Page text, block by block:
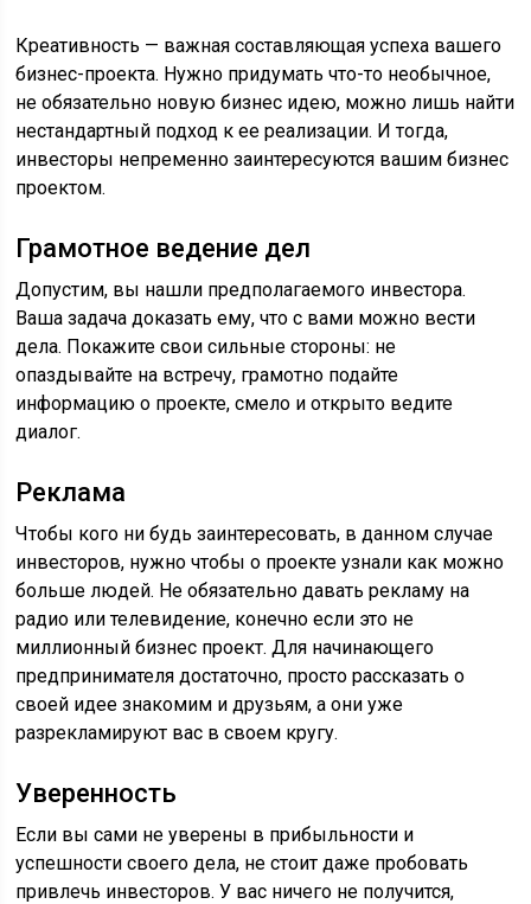
Креативность — важная составляющая успеха вашего
бизнес-проекта. Нужно придумать что-то необычное,
не обязательно новую бизнес идею, можно лишь найти
нестандартный подход к ее реализации. И тогда,
инвесторы непременно заинтересуются вашим бизнес
проектом.
Грамотное ведение дел
Допустим, вы нашли предполагаемого инвестора.
Ваша задача доказать ему, что с вами можно вести
дела. Покажите свои сильные стороны: не
опаздывайте на встречу, грамотно подайте
информацию о проекте, смело и открыто ведите
диалог.
Реклама
Чтобы кого ни будь заинтересовать, в данном случае
инвесторов, нужно чтобы о проекте узнали как можно
больше людей. Не обязательно давать рекламу на
радио или телевидение, конечно если это не
миллионный бизнес проект. Для начинающего
предпринимателя достаточно, просто рассказать о
своей идее знакомим и друзьям, а они уже
разрекламируют вас в своем кругу.
Уверенность
Если вы сами не уверены в прибыльности и
успешности своего дела, не стоит даже пробовать
привлечь инвесторов. У вас ничего не получится,